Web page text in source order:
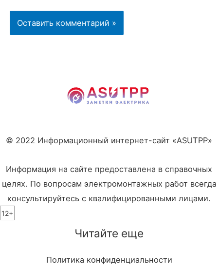
© 2022 Информационный интернет-сайт «ASUTPP»
Информация на сайте предоставлена в справочных
целях. По вопросам электромонтажных работ всегда
консультируйтесь с квалифицированными лицами.
12+
Читайте еще
Политика конфиденциальности